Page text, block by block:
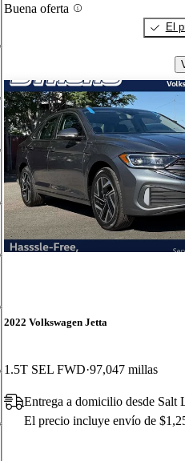
Buena oferta
El
2022 Volkswagen Jetta
1.5T SEL FWD 97,047 millas
Entrega a domicilio desde Salt
El precio incluye envío de